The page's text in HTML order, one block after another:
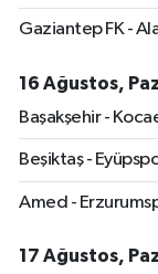
Gaziantep FK -
16 Ağustos,
Başakşehir -
Beşiktaş -
Amed -
17 Ağustos,